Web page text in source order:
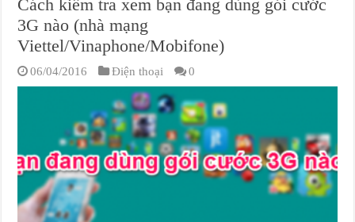
Cách kiểm tra xem bạn đang dùng gói cước
3G nào (nhà mạng
Viettel/Vinaphone/Mobifone)
06/04/2016 Điện thoại 0